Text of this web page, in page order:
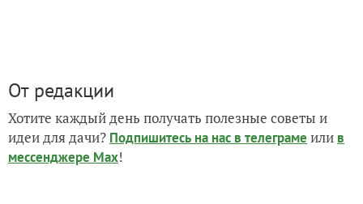
От редакции
Хотите каждый день получать полезные советы и
идеи для дачи? Подпишитесь на нас в телеграме или в
мессенджере Max!